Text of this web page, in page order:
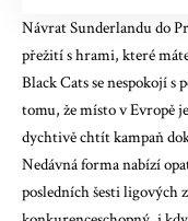
Návrat Sunderlandu do
přežití s ​​hrami, které
Black Cats se nespokojí
tomu, že místo v Evropě
dychtivě chtít kampaň
Nedávná forma nabízí
posledních šesti ligových